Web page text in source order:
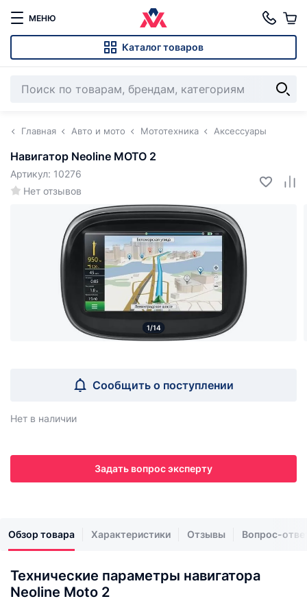
МЕНЮ
Каталог товаров
Главная Авто и мото Мототехника Аксессуары
Навигатор Neoline MOTO 2
Нет отзывов
Артикул: 10276
1/14
Сообщить о поступлении
Нет в наличии
Задать вопрос эксперту
Обзор товара Характеристики Отзывы Вопрос-
Технические параметры навигатора
Neoline Moto 2